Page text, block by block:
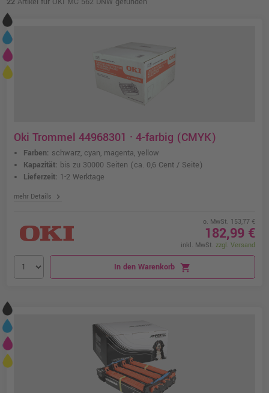
Oki Trommel 44968301 · 4-farbig (CMYK)
Farben: schwarz, cyan, magenta, yellow
Kapazität: bis zu 30000 Seiten (ca. 0,6 Cent / Seite)
Lieferzeit: 1-2 Werktage
mehr Details chevron_right
o. MwSt. 153,77 €
182,99 €
inkl. MwSt. zzgl. Versand
In den Warenkorb shopping_cart